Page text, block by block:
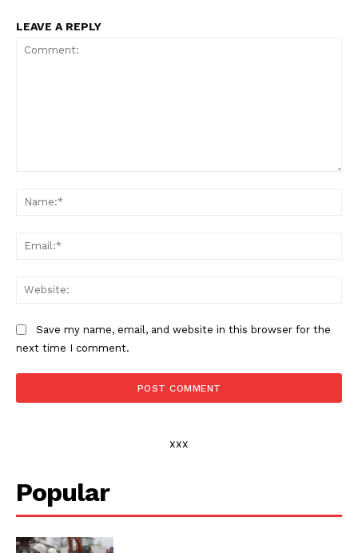
LEAVE A REPLY
Save my name, email, and website in this browser for the
next time I comment.
xxx
Popular